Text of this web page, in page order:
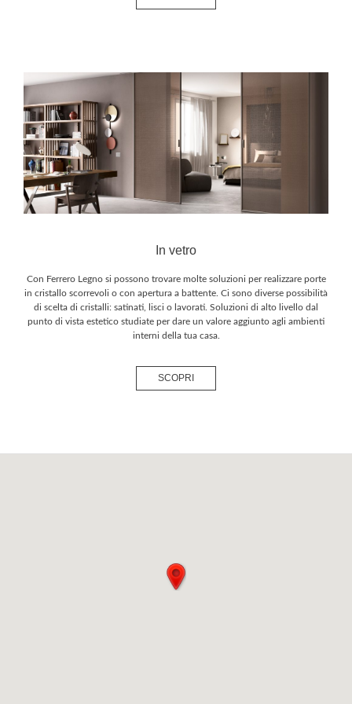
In vetro
Con Ferrero Legno si possono trovare molte soluzioni per realizzare porte
in cristallo scorrevoli o con apertura a battente. Ci sono diverse possibilità
di scelta di cristalli: satinati, lisci o lavorati. Soluzioni di alto livello dal
punto di vista estetico studiate per dare un valore aggiunto agli ambienti
interni della tua casa.
SCOPRI